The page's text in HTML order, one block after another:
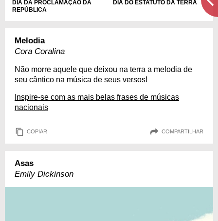
DIA DA PROCLAMAÇÃO DA
REPÚBLICA
DIA DO ESTATUTO DA TERRA
Melodia
Cora Coralina
Não morre aquele que deixou na terra a melodia de
seu cântico na música de seus versos!
Inspire-se com as mais belas frases de músicas
nacionais
COPIAR COMPARTILHAR
Asas
Emily Dickinson